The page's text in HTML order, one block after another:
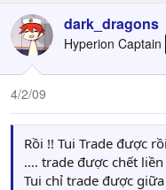
dark_dragons
Hyperion Captain
4/2/09
Rồi !! Tui Trade được
.... trade được chết
Tui chỉ trade được